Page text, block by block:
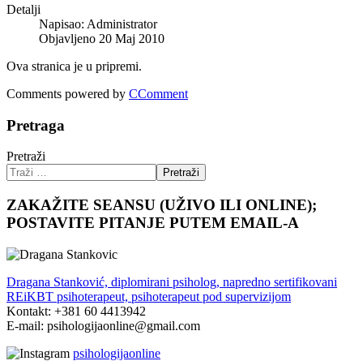
Detalji
Napisao: Administrator
Objavljeno 20 Maj 2010
Ova stranica je u pripremi.
Comments powered by CComment
Pretraga
Pretraži
Pretraži
ZAKAŽITE SEANSU (UŽIVO ILI ONLINE);
POSTAVITE PITANJE PUTEM EMAIL-A
Dragana Stanković, diplomirani psiholog, napredno sertifikovani
REiKBT psihoterapeut, psihoterapeut pod supervizijom
Kontakt: +381 60 4413942
E-mail: psihologijaonline@gmail.com
psihologijaonline